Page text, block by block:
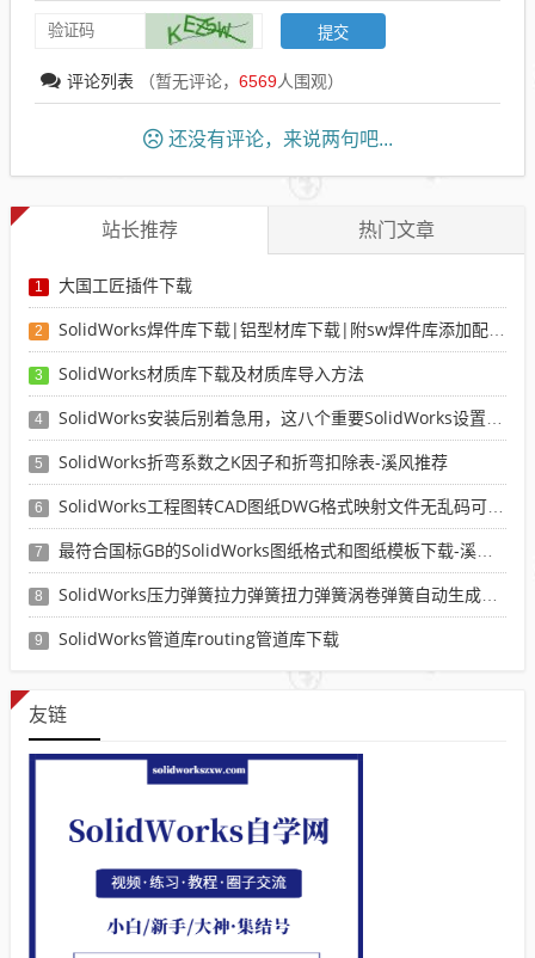
评论列表 （暂无评论， 6569人围观）
还没有评论，来说两句吧...
站长推荐 热门文章
1 大国工匠插件下载
2 SolidWorks焊件库下载|铝型材库下载|附sw焊件库添加配置使用教程
3 SolidWorks材质库下载及材质库导入方法
4 SolidWorks安装后别着急用，这八个重要SolidWorks设置可以提高你的画图效率
5 SolidWorks折弯系数之K因子和折弯扣除表-溪风推荐
6 SolidWorks工程图转CAD图纸DWG格式映射文件无乱码可分层-溪风亲测推荐
7 最符合国标GB的SolidWorks图纸格式和图纸模板下载-溪风专用版
8 SolidWorks压力弹簧拉力弹簧扭力弹簧涡卷弹簧自动生成宏程序下载
9 SolidWorks管道库routing管道库下载
友链